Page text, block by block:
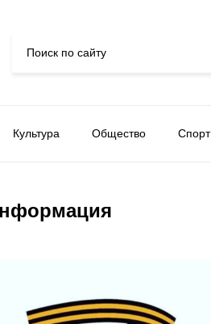
Культура Общество Спорт